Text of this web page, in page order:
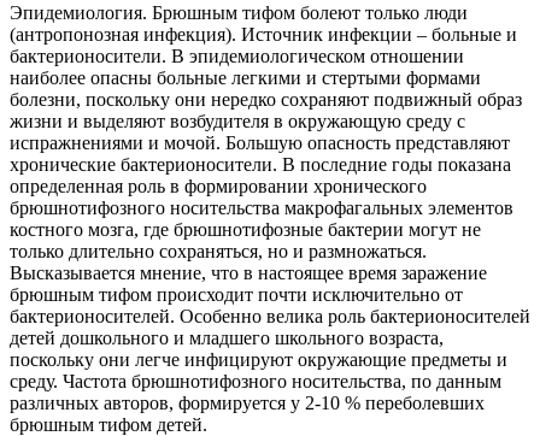
Эпидемиология. Брюшным тифом болеют только люди
(антропонозная инфекция). Источник инфекции – больные и
бактерионосители. В эпидемиологическом отношении
наиболее опасны больные легкими и стертыми формами
болезни, поскольку они нередко сохраняют подвижный образ
жизни и выделяют возбудителя в окружающую среду с
испражнениями и мочой. Большую опасность представляют
хронические бактерионосители. В последние годы показана
определенная роль в формировании хронического
брюшнотифозного носительства макрофагальных элементов
костного мозга, где брюшнотифозные бактерии могут не
только длительно сохраняться, но и размножаться.
Высказывается мнение, что в настоящее время заражение
брюшным тифом происходит почти исключительно от
бактерионосителей. Особенно велика роль бактерионосителей
детей дошкольного и младшего школьного возраста,
поскольку они легче инфицируют окружающие предметы и
среду. Частота брюшнотифозного носительства, по данным
различных авторов, формируется у 2-10 % переболевших
брюшным тифом детей.